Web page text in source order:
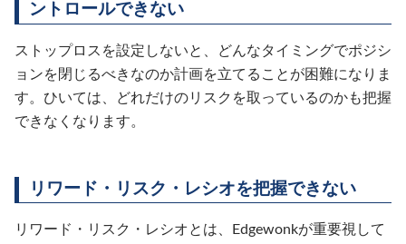
ントロールできない
ストップロスを設定しないと、どんなタイミングでポジシ
ョンを閉じるべきなのか計画を立てることが困難になりま
す。ひいては、どれだけのリスクを取っているのかも把握
できなくなります。
リワード・リスク・レシオを把握できない
リワード・リスク・レシオとは、Edgewonkが重要視して